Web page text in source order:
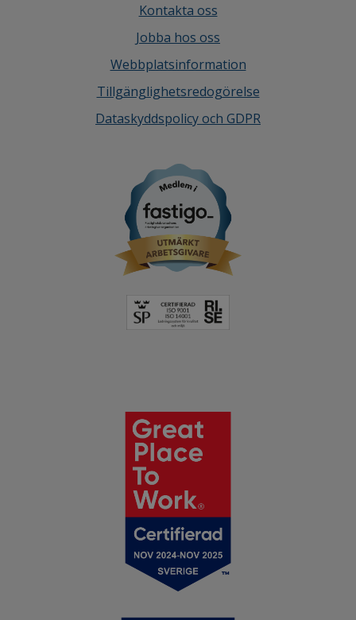
Kontakta oss
Jobba hos oss
Webbplatsinformation
Tillgänglighetsredogörelse
Dataskyddspolicy och GDPR